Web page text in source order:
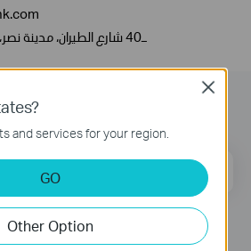
ـ40 شارع الطيران، مدينة نصر، القاهرة، مصر
Sign Up
and services for your region.
GO
Other Option
Close